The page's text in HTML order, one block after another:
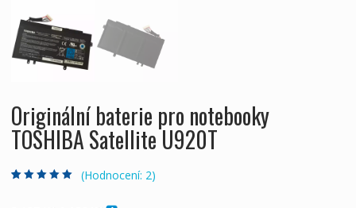
Originální baterie pro notebooky
TOSHIBA Satellite U920T
(Hodnocení: 2)